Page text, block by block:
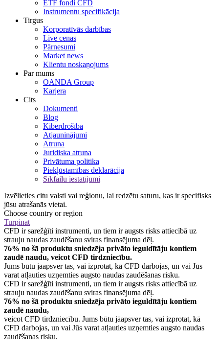
ETF fondi CFD
Instrumentu specifikācija
Tirgus
Korporatīvās darbības
Live cenas
Pārnesumi
Market news
Klientu noskaņojums
Par mums
OANDA Group
Karjera
Cits
Dokumenti
Blog
Kiberdrošība
Atjauninājumi
Atruna
Juridiska atruna
Privātuma politika
Piekļūstamības deklarācija
Sīkfailu iestatījumi
Izvēlieties citu valsti vai reģionu, lai redzētu saturu, kas ir specifisks
jūsu atrašanās vietai.
Choose country or region
Turpināt
CFD ir sarežģīti instrumenti, un tiem ir augsts risks attiecībā uz
strauju naudas zaudēšanu sviras finansējuma dēļ.
76% no šā produktu sniedzēja privāto ieguldītāju kontiem
zaudē naudu, veicot CFD tirdzniecību.
Jums būtu jāapsver tas, vai izprotat, kā CFD darbojas, un vai Jūs
varat atļauties uzņemties augsto naudas zaudēšanas risku.
CFD ir sarežģīti instrumenti, un tiem ir augsts risks attiecībā uz
strauju naudas zaudēšanu sviras finansējuma dēļ.
76% no šā produktu sniedzēja privāto ieguldītāju kontiem
zaudē naudu,
veicot CFD tirdzniecību. Jums būtu jāapsver tas, vai izprotat, kā
CFD darbojas, un vai Jūs varat atļauties uzņemties augsto naudas
zaudēšanas risku.